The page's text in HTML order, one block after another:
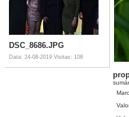
DSC_8686.JPG
Data: 24-08-2019 Visitas: 108